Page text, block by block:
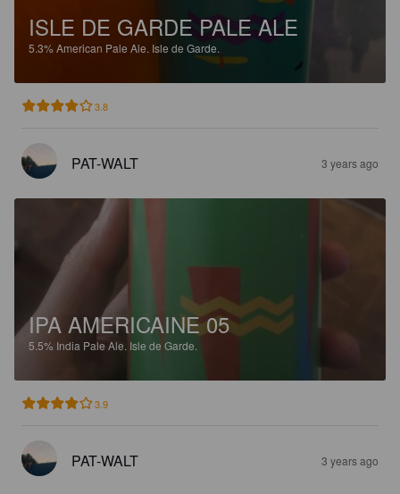
ISLE DE GARDE PALE ALE
5.3%American Pale Ale. Isle de Garde.
3.8
PAT-WALT 3 years ago
IPA AMERICAINE 05
5.5% India Pale Ale. Isle de Garde.
3.9
PAT-WALT 3 years ago